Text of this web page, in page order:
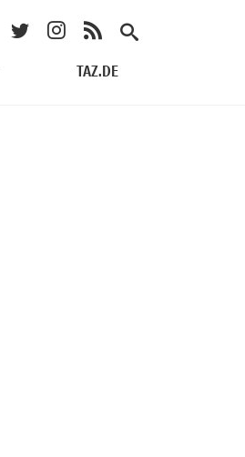
TAZ.DE